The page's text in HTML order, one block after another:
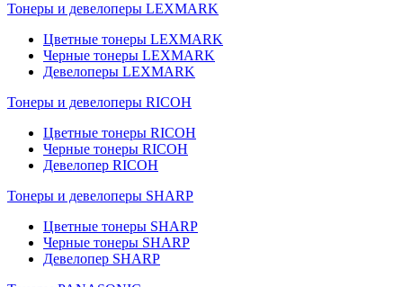
Тонеры и девелоперы LEXMARK
Цветные тонеры LEXMARK
Черные тонеры LEXMARK
Девелоперы LEXMARK
Тонеры и девелоперы RICOH
Цветные тонеры RICOH
Черные тонеры RICOH
Девелопер RICOH
Тонеры и девелоперы SHARP
Цветные тонеры SHARP
Черные тонеры SHARP
Девелопер SHARP